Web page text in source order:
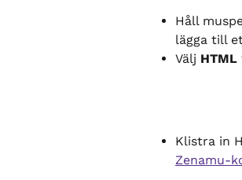
Håll
lägga till
Välj HTML
Klistra in
Zenamu-